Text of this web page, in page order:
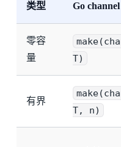
类型
Go channel
零容
量
T)
有界
T, n)